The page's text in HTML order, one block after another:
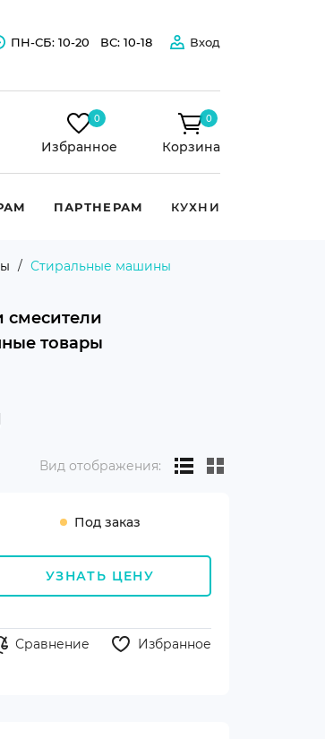
ПН-СБ: 10-20 ВС: 10-18 Вход
Избранное
0
Корзина
0
ПАРТНЕРАМ КУХНИ
Стиральные машины
смесители
товары
Вид отображения:
Под заказ
Сравнение Избранное
УЗНАТЬ ЦЕНУ